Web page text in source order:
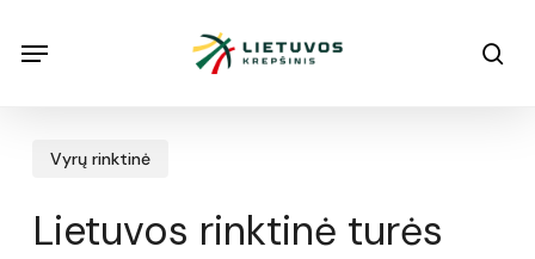
Menu
Vyrų rinktinė
Lietuvos rinktinė turės